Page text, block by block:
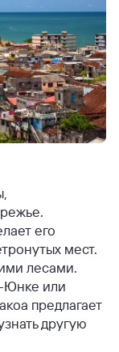
его
мест.
лесами.
Юнке или
предлагает
другую